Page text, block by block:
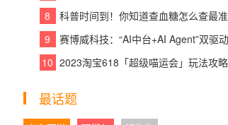
08:07:50 | 染发膏的"温和"到底靠什么
丹低氨无氨与防敏剔除PPD的技术拆解
08:07:10 |
社群健康助理员职业技能
8
科普时间到！你知道查血糖怎么查最准确
9
赛博威科技：“AI中台+AI Agent”双驱动，【CYBER AI】智赋打造企业级AI
10 2023淘宝618「超级喵运会」玩法攻略，领喵币升级猫猫瓜分5亿，附618红
最话题